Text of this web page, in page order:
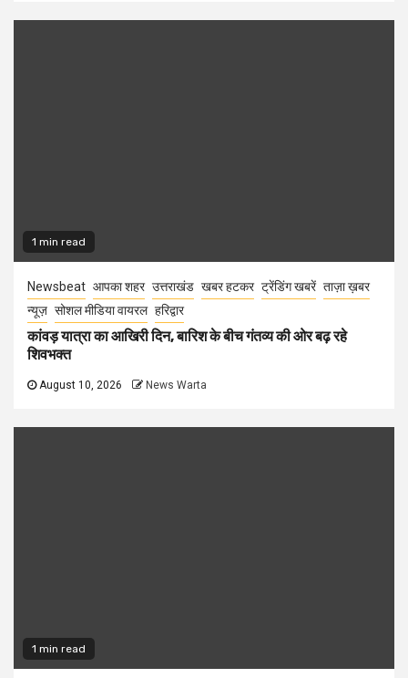
1 min read
Newsbeat आपका शहर उत्तराखंड खबर हटकर ट्रेंडिंग खबरें ताज़ा ख़बर
न्यूज़ सोशल मीडिया वायरल हरिद्वार
कांवड़ यात्रा का आखिरी दिन, बारिश के बीच गंतव्य की ओर बढ़ रहे
शिवभक्त
August 10, 2026 News Warta
1 min read